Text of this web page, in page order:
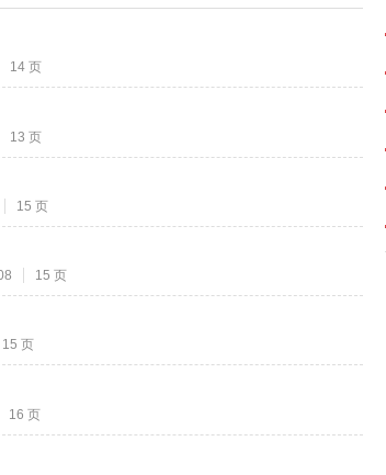
14 页
13 页
15 页
15 页
15 页
16 页